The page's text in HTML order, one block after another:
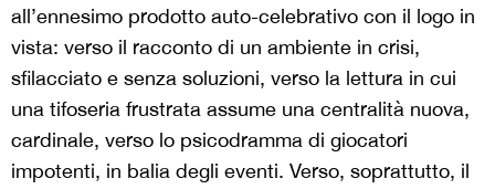
all’ennesimo prodotto auto-celebrativo con il logo in
vista: verso il racconto di un ambiente in crisi,
sfilacciato e senza soluzioni, verso la lettura in cui
una tifoseria frustrata assume una centralità nuova,
cardinale, verso lo psicodramma di giocatori
impotenti, in balia degli eventi. Verso, soprattutto, il